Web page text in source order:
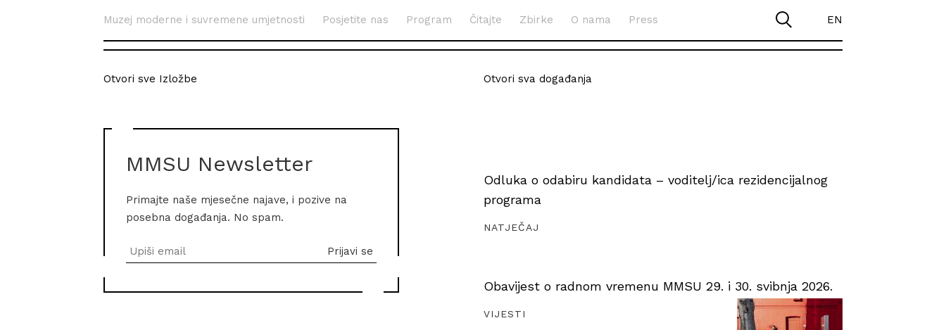
Muzej moderne i suvremene umjetnosti Posjetite nas Program Čitajte Zbirke O nama Press EN
Otvori sve Izložbe
MMSU Newsletter
Primajte naše mjesečne najave, i pozive na
posebna događanja. No spam.
Otvori sva događanja
Odluka o odabiru kandidata – voditelj/ica rezidencijalnog
programa
NATJEČAJ
Obavijest o radnom vremenu MMSU 29. i 30. svibnja 2026.
VIJESTI